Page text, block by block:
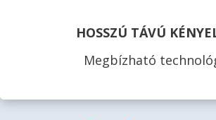
HOSSZÚ TÁVÚ
Megbízható